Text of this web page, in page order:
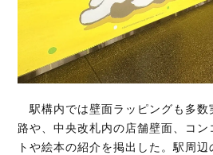
駅構内では壁面ラッピングも多数
路や、中央改札内の店舗壁面、コン
トや絵本の紹介を掲出した。駅周